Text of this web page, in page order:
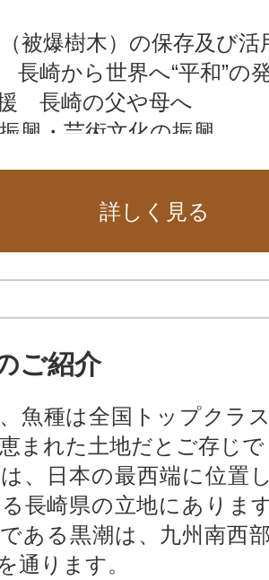
被爆樹木）の保存及び活
崎から世界へ“平和”の
長崎の父や母へ
興・芸術文化の振興
詳しく見る
ご紹介
魚種は全国トップクラ
まれた土地だとご存じ
、日本の最西端に位置
長崎県の立地にありま
ある黒潮は、九州南西
通ります。